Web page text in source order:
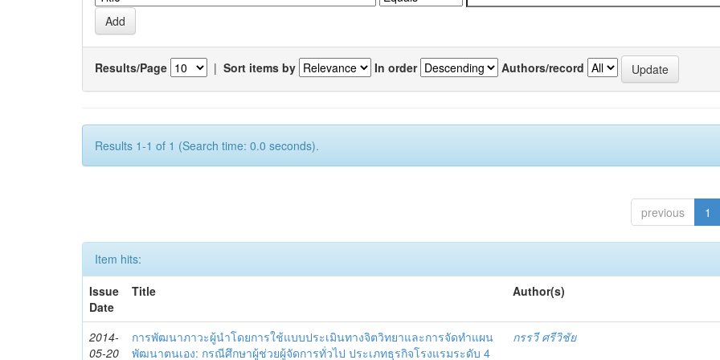
Results/Page | Sort items by In order Authors/record
Results 1-1 of 1 (Search time: 0.0 seconds).
previous 1
Item hits:
Issue
Date
Title Author(s)
2014-
05-20
การพัฒนาภาวะผู้นำโดยการใช้แบบประเมินทางจิตวิทยาและการจัดทำแผน
พัฒนาตนเอง: กรณีศึกษาผู้ช่วยผู้จัดการทั่วไป ประเภทธุรกิจโรงแรมระดับ 4
กรรวี ศรีวิชัย